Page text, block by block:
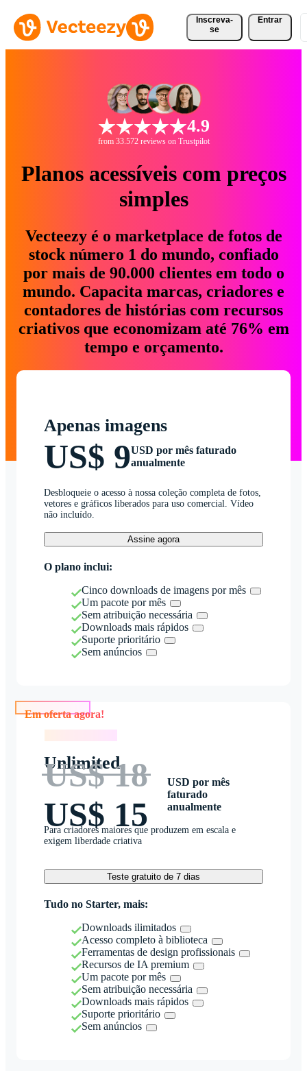
Inscreva-
se
Entrar
4.9
from 33.572 reviews on Trustpilot
Planos acessíveis com preços
simples
Vecteezy é o marketplace de fotos de
stock número 1 do mundo, confiado
por mais de 90.000 clientes em todo o
mundo. Capacita marcas, criadores e
contadores de histórias com recursos
criativos que economizam até 76% em
tempo e orçamento.
Apenas imagens
US$ 9USD por mês faturado
anualmente
Desbloqueie o acesso à nossa coleção completa de fotos,
vetores e gráficos liberados para uso comercial. Vídeo
não incluído.
Assine agora
O plano inclui:
Cinco downloads de imagens por mês
Um pacote por mês
Sem atribuição necessária
Downloads mais rápidos
Suporte prioritário
Sem anúncios
Unlimited
US$ 18
US$ 15
USD por mês
faturado
anualmente
Para criadores maiores que produzem em escala e
exigem liberdade criativa
Teste gratuito de 7 dias
Tudo no Starter, mais:
Downloads ilimitados
Acesso completo à biblioteca
Ferramentas de design profissionais
Recursos de IA premium
Um pacote por mês
Sem atribuição necessária
Downloads mais rápidos
Suporte prioritário
Sem anúncios